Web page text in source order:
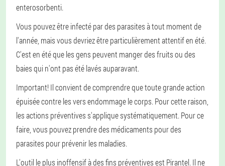
enterosorbenti.
Vous pouvez être infecté par des parasites à tout moment de
l'année, mais vous devriez être particulièrement attentif en été.
C'est en été que les gens peuvent manger des fruits ou des
baies qui n'ont pas été lavés auparavant.
Important! Il convient de comprendre que toute grande action
épuisée contre les vers endommage le corps. Pour cette raison,
les actions préventives s'applique systématiquement. Pour ce
faire, vous pouvez prendre des médicaments pour des
parasites pour prévenir les maladies.
L'outil le plus inoffensif à des fins préventives est Pirantel. Il ne